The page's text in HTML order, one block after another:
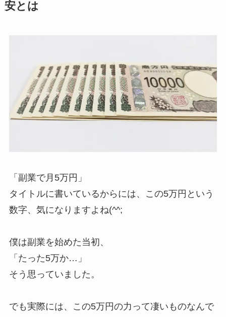
安とは
「副業で月5万円」
タイトルに書いているからには、この5万円という
数字、気になりますよね(^^;
僕は副業を始めた当初、
「たった5万か…」
そう思っていました。
でも実際には、この5万円の力って凄いものなんで